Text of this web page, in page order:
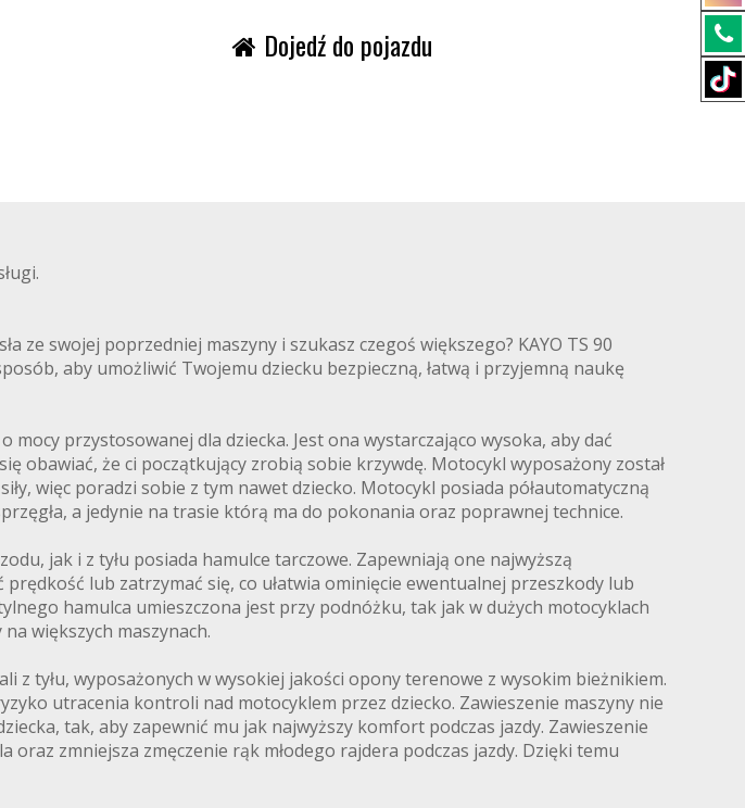
Dojedź do pojazdu
ze swojej poprzedniej maszyny i szukasz czegoś większego? KAYO TS 90
aby umożliwić Twojemu dziecku bezpieczną, łatwą i przyjemną naukę
przystosowanej dla dziecka. Jest ona wystarczająco wysoka, aby dać
obawiać, że ci początkujący zrobią sobie krzywdę. Motocykl wyposażony został
więc poradzi sobie z tym nawet dziecko. Motocykl posiada półautomatyczną
a jedynie na trasie którą ma do pokonania oraz poprawnej technice.
jak i z tyłu posiada hamulce tarczowe. Zapewniają one najwyższą
lub zatrzymać się, co ułatwia ominięcie ewentualnej przeszkody lub
hamulca umieszczona jest przy podnóżku, tak jak w dużych motocyklach
większych maszynach.
z tyłu, wyposażonych w wysokiej jakości opony terenowe z wysokim bieżnikiem.
utracenia kontroli nad motocyklem przez dziecko. Zawieszenie maszyny nie
tak, aby zapewnić mu jak najwyższy komfort podczas jazdy. Zawieszenie
zmniejsza zmęczenie rąk młodego rajdera podczas jazdy. Dzięki temu